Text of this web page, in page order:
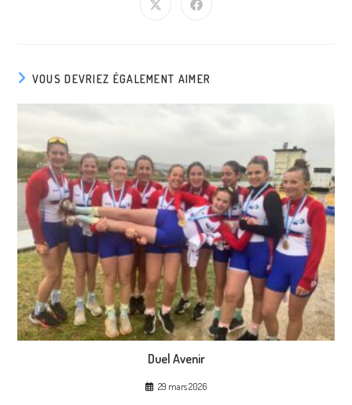
VOUS DEVRIEZ ÉGALEMENT AIMER
Duel Avenir
29 mars 2026